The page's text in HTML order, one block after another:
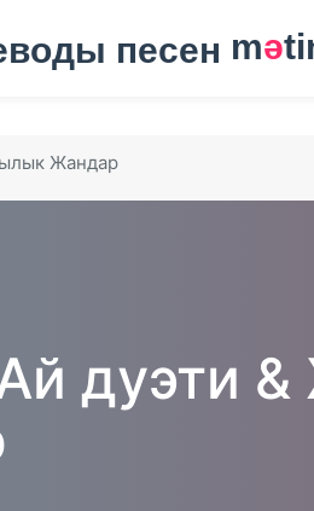
mә
Жандар
дуэти